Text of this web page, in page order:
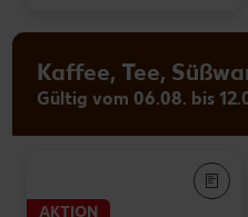
Kaffee, Tee,
Gültig vom 06.08. bis
AKTION